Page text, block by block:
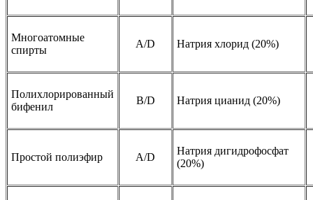
Многоатомные
спирты
A/D Натрия хлорид (20%)
Полихлорированный
бифенил
B/D Натрия цианид (20%)
Простой полиэфир A/D
Натрия дигидрофосфат
(20%)